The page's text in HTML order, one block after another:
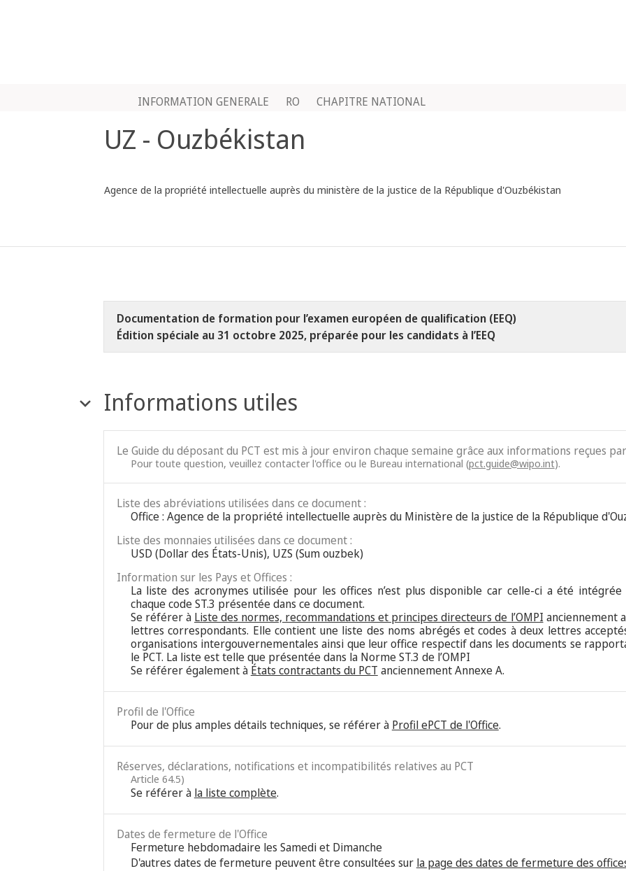
INFORMATION GENERALE RO CHAPITRE NATIONAL
UZ - Ouzbékistan
Agence de la propriété intellectuelle auprès du ministère de la justice de la République d'Ouzbékistan
Documentation de formation pour l’examen européen de qualification (EEQ)
Édition spéciale au 31 octobre 2025, préparée pour les candidats à l’EEQ
Informations utiles
Le Guide du déposant du PCT est mis à jour environ chaque semaine grâce aux informations reçues
Pour toute question, veuillez contacter l'office ou le Bureau international (pct.guide@wipo.int).
Liste des abréviations utilisées dans ce document :
Office : Agence de la propriété intellectuelle auprès du Ministère de la justice de la République
Liste des monnaies utilisées dans ce document :
USD (Dollar des États-Unis), UZS (Sum ouzbek)
Information sur les Pays et Offices :
La liste des acronymes utilisée pour les offices n’est plus disponible car celle-ci a été
chaque code ST.3 présentée dans ce document.
Se référer à Liste des normes, recommandations et principes directeurs de l’OMPI anciennement
lettres correspondants. Elle contient une liste des noms abrégés et codes à deux lettres
organisations intergouvernementales ainsi que leur office respectif dans les documents se
le PCT. La liste est telle que présentée dans la Norme ST.3 de l’OMPI
Se référer également à États contractants du PCT anciennement Annexe A.
Profil de l'Office
Pour de plus amples détails techniques, se référer à Profil ePCT de l'Office.
Réserves, déclarations, notifications et incompatibilités relatives au PCT
Article 64.5)
Se référer à la liste complète.
Dates de fermeture de l'Office
Fermeture hebdomadaire les Samedi et Dimanche
D'autres dates de fermeture peuvent être consultées sur la page des dates de fermeture des